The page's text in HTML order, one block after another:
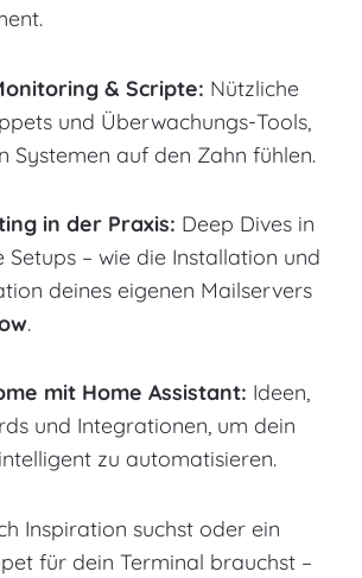
& Scripte: Nützliche
und Überwachungs-Tools,
Systemen auf den Zahn fühlen.
in der Praxis: Deep Dives in
Setups – wie die Installation und
deines eigenen Mailservers
.
mit Home Assistant: Ideen,
und Integrationen, um dein
zu automatisieren.
Inspiration suchst oder ein
für dein Terminal brauchst –